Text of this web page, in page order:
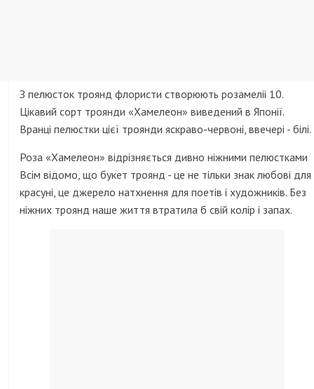
З пелюсток троянд флористи створюють розамеліі 10.
Цікавий сорт троянди «Хамелеон» виведений в Японії.
Вранці пелюстки цієї троянди яскраво-червоні, ввечері - білі.
Роза «Хамелеон» відрізняється дивно ніжними пелюстками
Всім відомо, що букет троянд - це не тільки знак любові для
красуні, це джерело натхнення для поетів і художників. Без
ніжних троянд наше життя втратила б свій колір і запах.